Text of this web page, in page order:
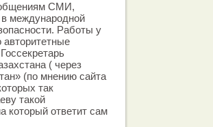
СМИ,
в международной
Работы у
авторитетные
( через
(по мнению сайта
так
такой
который ответит сам